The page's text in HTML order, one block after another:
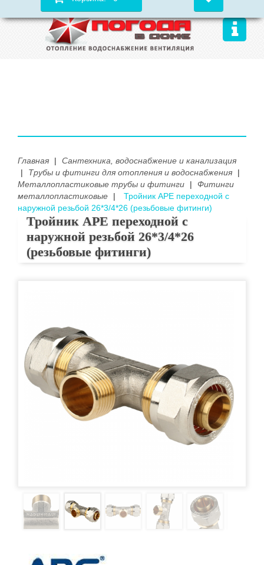
Главная |
Сантехника, водоснабжение и канализация
|
Трубы и фитинги для отопления и водоснабжения
|
Металлопластиковые трубы и фитинги
|
Фитинги
металлопластиковые
|
Тройник APE переходной с
наружной резьбой 26*3/4*26 (резьбовые фитинги)
Тройник APE переходной с
наружной резьбой 26*3/4*26
(резьбовые фитинги)